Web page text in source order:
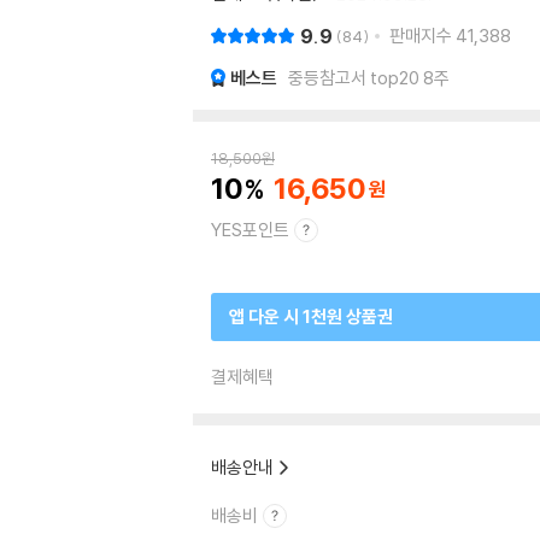
9.9 84 판매지수 41,388
베스트 중등참고서 top20 8주
18,500원
10 16,650
YES포인트
앱 다운 시 1천원 상품권
결제혜택
배송안내
배송비